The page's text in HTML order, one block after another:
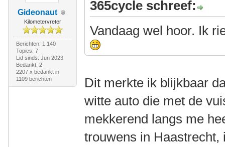
Gideonaut
Kilometervreter
Berichten: 1.140
Topics: 7
Lid sinds: Jun 2023
Bedankt: 2
2207 x bedankt in
1109 berichten
365cycle schreef:
Vandaag wel hoor. Ik
Dit merkte ik blijkbaar
witte auto die met de
mekkerend langs me
trouwens in